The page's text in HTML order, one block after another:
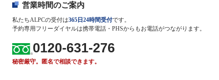
営業時間のご案内
私たちALPCの受付は365日24時間受付です。
予約専用フリーダイヤルは携帯電話・PHSからもお電話がつながります。
0120-631-276
秘密厳守。匿名で相談できます。